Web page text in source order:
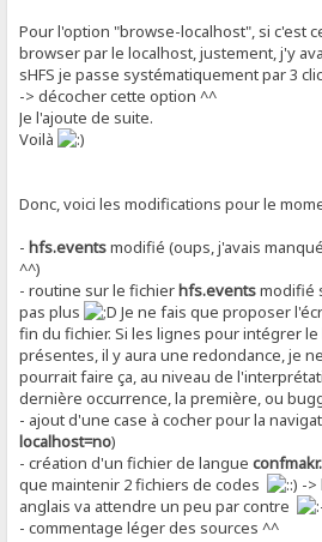
Pour l'option "browse-localhost", si c'est
browser par le localhost, justement, j'y
sHFS je passe systématiquement par 3
-> décocher cette option ^^
Je l'ajoute de suite.
Voilà
Donc, voici les modifications pour le
-hfs.eventsmodifié (oups, j'avais
^^)
- routine sur le fichierhfs.eventsmodifié
pas plus
Je ne fais que proposer
fin du fichier. Si les lignes pour intégrer
présentes, il y aura une redondance, je
pourrait faire ça, au niveau de
dernière occurrence, la première, ou
- ajout d'une case à cocher pour la
localhost=no)
- création d'un fichier de langue
que maintenir 2 fichiers de codes
->
anglais va attendre un peu par contre
- commentage léger des sources ^^